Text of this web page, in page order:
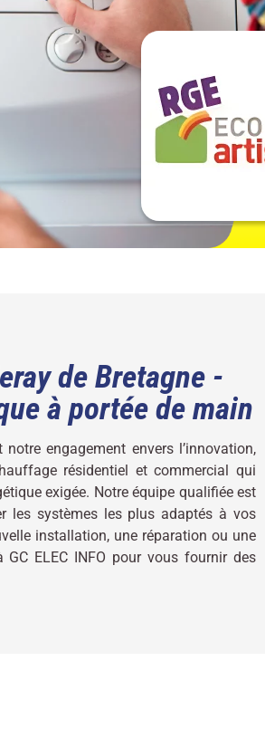
de Bretagne -
à portée de main
engagement envers l’innovation,
résidentiel et commercial qui
exigée. Notre équipe qualifiée est
les systèmes les plus adaptés à vos
installation, une réparation ou une
ELEC INFO pour vous fournir des